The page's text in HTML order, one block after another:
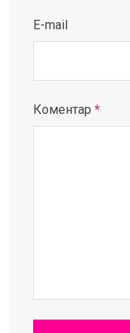
E-mail
Коментар *